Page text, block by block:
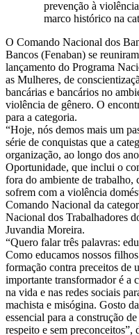
prevenção à
marco histórico na
O Comando Nacional dos
Bancos (Fenaban) se
lançamento do Programa
as Mulheres, de
bancárias e bancários no
violência de gênero. O
para a categoria.
“Hoje, nós demos mais um
série de conquistas que a
organização, ao longo dos
Oportunidade, que inclui o
fora do ambiente de trabalho,
sofrem com a violência
Comando Nacional da
Nacional dos Trabalhadores
Juvandia Moreira.
“Quero falar três palavras:
Como educamos nossos
formação contra preceitos de
importante transformador é a
na vida e nas redes sociais
machista e misógina. Gosto
essencial para a construção
respeito e sem preconceitos”,